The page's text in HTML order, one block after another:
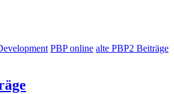
PBP online alte PBP2 Beiträge